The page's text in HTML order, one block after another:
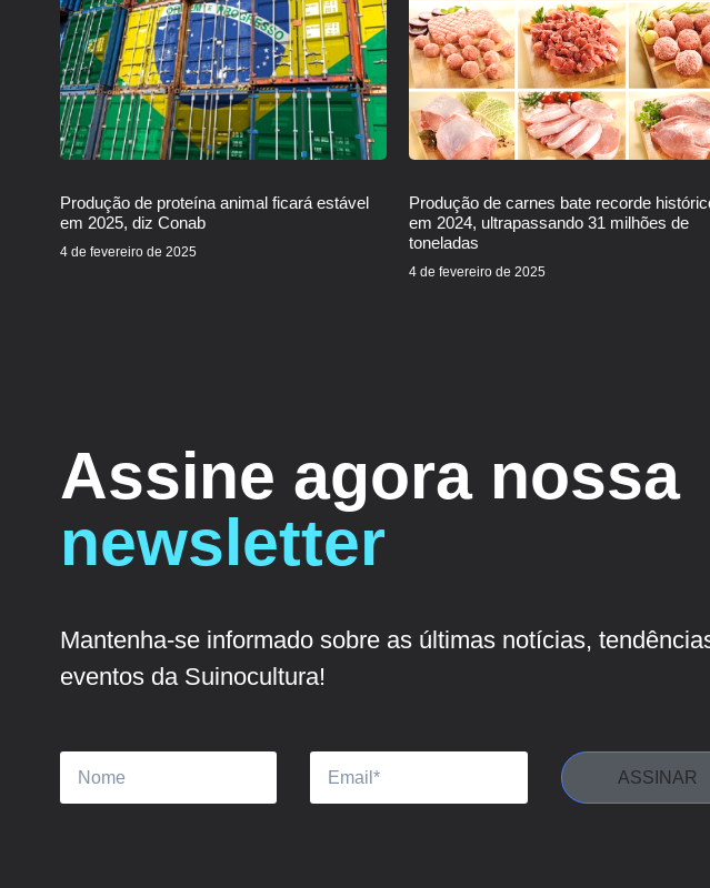
Produção de proteína animal ficará estável
em 2025, diz Conab
4 de fevereiro de 2025
Produção de carnes bate recorde
em 2024, ultrapassando 31 milhões de
toneladas
4 de fevereiro de 2025
Assine agora nossa
newsletter
Mantenha-se informado sobre as últimas notícias,
eventos da Suinocultura!
ASSINAR